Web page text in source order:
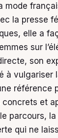
mode
la presse
elle a
sur
son
à vulgariser
référence
et
parcours,
qui ne